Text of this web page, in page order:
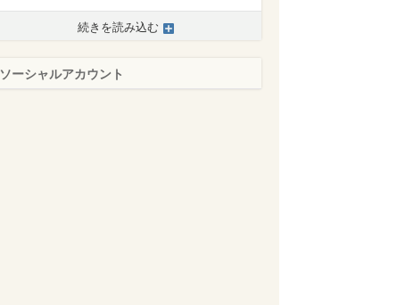
続きを読み込む
ソーシャルアカウント